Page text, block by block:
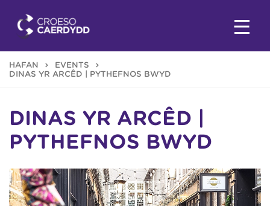
HAFAN
EVENTS
DINAS YR ARCÊD | PYTHEFNOS BWYD
DINAS YR ARCÊD |
PYTHEFNOS BWYD